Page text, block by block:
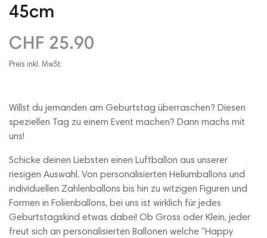
45cm
CHF 25.90
Preis inkl. MwSt.
Willst du jemanden am Geburtstag überraschen? Diesen
speziellen Tag zu einem Event machen? Dann machs mit
uns!
Schicke deinen Liebsten einen Luftballon aus unserer
riesigen Auswahl. Von personalisierten Heliumballons und
individuellen Zahlenballons bis hin zu witzigen Figuren und
Formen in Folienballons, bei uns ist wirklich für jedes
Geburtstagskind etwas dabei! Ob Gross oder Klein, jeder
freut sich an personalisierten Ballonen welche “Happy